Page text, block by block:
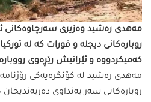
مەهدی رەشید وەزیری سەرچاوەكانی
كەمیكردووە و ئێرانیش رێڕەوی
مەهدی رەشید لە كۆنگرەیەكی
روبارەكانی سەر بەنداوی